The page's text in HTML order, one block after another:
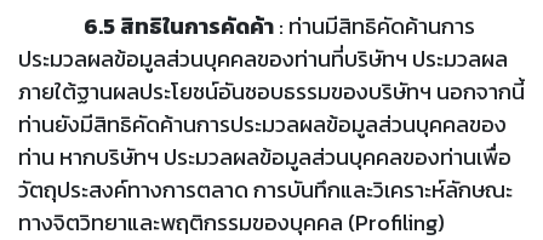
6.5 สิทธิในการคัดค้า: ท่านมีสิทธิคัดค้านการ
ประมวลผลข้อมูลส่วนบุคคลของท่านที่บริษัทฯ ประมวลผล
ภายใต้ฐานผลประโยชน์อันชอบธรรมของบริษัทฯ นอกจากนี้
ท่านยังมีสิทธิคัดค้านการประมวลผลข้อมูลส่วนบุคคลของ
ท่าน หากบริษัทฯ ประมวลผลข้อมูลส่วนบุคคลของท่านเพื่อ
วัตถุประสงค์ทางการตลาด การบันทึกและวิเคราะห์ลักษณะ
ทางจิตวิทยาและพฤติกรรมของบุคคล (Profiling)